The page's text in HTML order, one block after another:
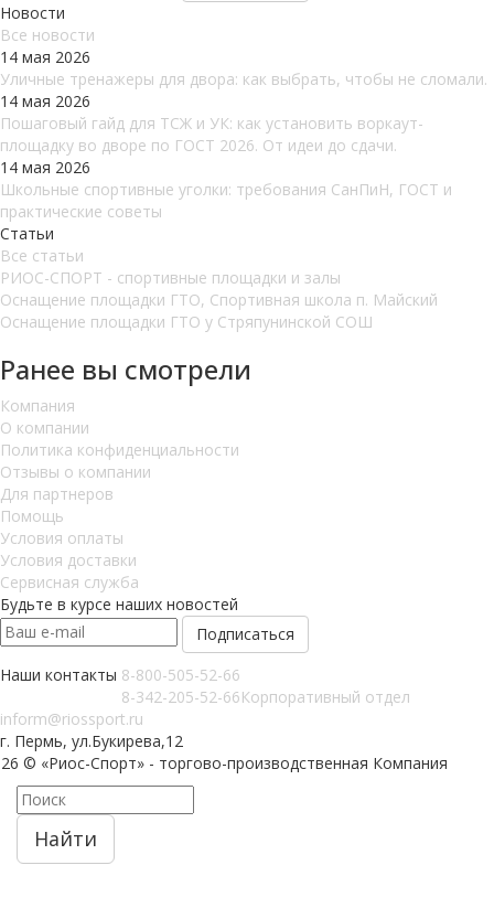
Новости
Все новости
14 мая 2026
Уличные тренажеры для двора: как выбрать, чтобы не сломали.
14 мая 2026
Пошаговый гайд для ТСЖ и УК: как установить воркаут-
площадку во дворе по ГОСТ 2026. От идеи до сдачи.
14 мая 2026
Школьные спортивные уголки: требования СанПиН, ГОСТ и
практические советы
Статьи
Все статьи
РИОС-СПОРТ - спортивные площадки и залы
Оснащение площадки ГТО, Спортивная школа п. Майский
Оснащение площадки ГТО у Стряпунинской СОШ
Ранее вы смотрели
Компания
О компании
Политика конфиденциальности
Отзывы о компании
Для партнеров
Помощь
Условия оплаты
Условия доставки
Сервисная служба
Будьте в курсе наших новостей
Наши контакты 8-800-505-52-66
8-342-205-52-66Корпоративный отдел
inform@riossport.ru
г. Пермь, ул.Букирева,12
© «Риос-Спорт» - торгово-производственная Компания
Найти